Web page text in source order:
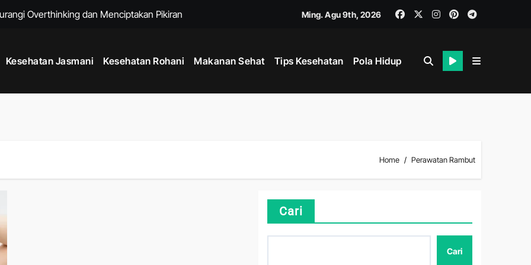
Overthinking dan Menciptakan Pikiran yang Lebih Tenang
Positif Harian untuk Hidup Lebih Seimbang
untuk Membantu Menjalani Gaya Hidup Lebih Sehat
Usia Muda dengan Kebiasaan Sederhana Setiap Hari
Kesehatan Mental dan Fisik di Era Serba Online
Stabilitas Tubuh dan Kekuatan Fisik Harian
Ming. Agu 9th, 2026
Kesehatan Jasmani Kesehatan Rohani Makanan Sehat Tips Kesehatan Pola Hidup
Home Perawatan Rambut
Cari
Cari